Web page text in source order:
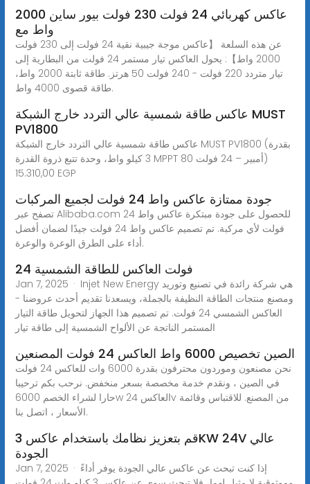
عاكس كهربائي 24 فولت 230 فولت بيور ساين 2000
واط مع
عن هذه السلعة 【عاكس موجة جيبية نقية 24 فولت إلى 230 فولت
2000 واط】: يحول العاكس تيار مستمر 24 فولت من البطارية إلى
تيار متردد 220 فولت - 240 فولت 50 هرتز. طاقة ثابتة 2000 واط،
طاقة قصوى 4000 واط.
عاكس طاقة شمسية عالي التردد خارج الشبكة MUST
PV1800
عاكس طاقة شمسية عالي التردد خارج الشبكة MUST PV1800 (بقدرة
3 كيلو واط، وحدة تتبع ذروة القدرة MPPT 80 أمبير – 24 فولت)
15.310,00 EGP
جودة ممتازة عاكس واط 24 فولت لجميع المركبات
تصفح عبر Alibaba.com للحصول على جودة مبتكرة عاكس واط 24
فولت لأي مركبة. تم تصميم عاكس واط 24 فولت جيدًا لضمان أفضل
أداء على الطرق الوعرة والوعرة.
24 فولت العاكس للطاقة الشمسية
Jan 7, 2025 · Injet New Energy هي شركة رائدة في تصنيع وتوريد
ومصنع منتجات الطاقة النظيفة بالجملة، ويسعدنا تقديم أحدث عروضنا -
العاكس الشمسي 24 فولت. تم تصميم هذا الجهاز لتحويل طاقة التيار
المستمر الناتجة عن الألواح الشمسية إلى طاقة تيار
الصين تخصيص 6000 واط العاكس 24 فولت المصنعين
نحن مصنعون وموردون محترفون بقدرة 6000 وات للعاكس 24 فولت
في الصين ، ونقدم خدمة مخصصة بسعر منخفض. نرحب بكم ترحيبا
حارا لشراء الخصم 6000w العاكس 24v من المصنع. للاقتباس وقائمة
الأسعار ، اتصل بنا.
قم بتعزيز نظامك باستخدام عاكس 3KW 24V عالي
الجودة
Jan 7, 2025 · إذا كنت تبحث عن عاكس عالي الجودة يوفر أداءً